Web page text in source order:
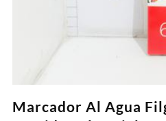
Marcador Al Agua